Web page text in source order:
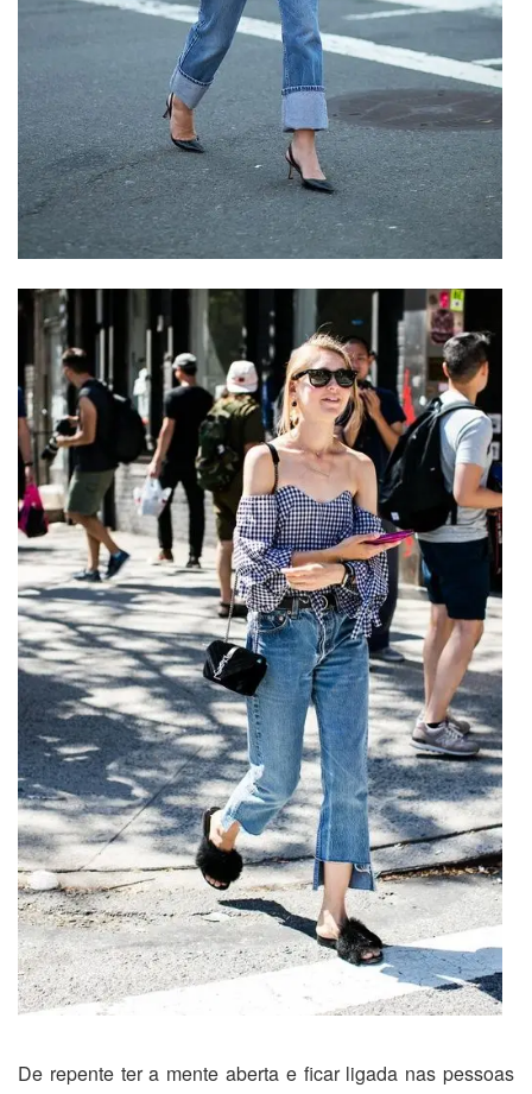
De repente ter a mente aberta e ficar ligada nas pessoas